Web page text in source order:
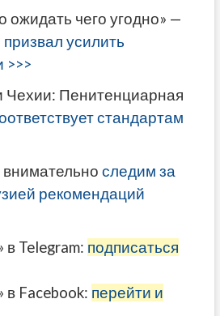
ожидать чего угодно» —
усилить
>>>
Чехии: Пенитенциарная
стандартам
следим за
рекомендаций
в Telegram: подписаться
в Facebook: перейти и